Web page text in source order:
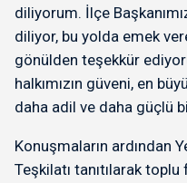
diliyorum. İlçe
diliyor, bu yolda emek
gönülden teşekkür
halkımızın güveni, en
daha adil ve daha güçlü
Konuşmaların ardından
Teşkilatı tanıtılarak